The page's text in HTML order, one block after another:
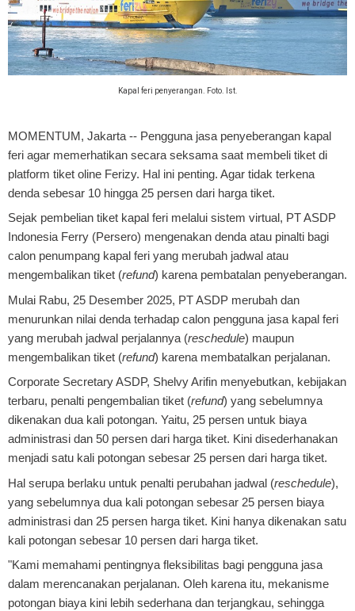
Kapal feri penyerangan. Foto. Ist.
MOMENTUM, Jakarta -- Pengguna jasa penyeberangan kapal
feri agar memerhatikan secara seksama saat membeli tiket di
platform tiket oline Ferizy. Hal ini penting. Agar tidak terkena
denda sebesar 10 hingga 25 persen dari harga tiket.
Sejak pembelian tiket kapal feri melalui sistem virtual, PT ASDP
Indonesia Ferry (Persero) mengenakan denda atau pinalti bagi
calon penumpang kapal feri yang merubah jadwal atau
mengembalikan tiket (refund) karena pembatalan penyeberangan.
Mulai Rabu, 25 Desember 2025, PT ASDP merubah dan
menurunkan nilai denda terhadap calon pengguna jasa kapal feri
yang merubah jadwal perjalannya (reschedule) maupun
mengembalikan tiket (refund) karena membatalkan perjalanan.
Corporate Secretary ASDP, Shelvy Arifin menyebutkan, kebijakan
terbaru, penalti pengembalian tiket (refund) yang sebelumnya
dikenakan dua kali potongan. Yaitu, 25 persen untuk biaya
administrasi dan 50 persen dari harga tiket. Kini disederhanakan
menjadi satu kali potongan sebesar 25 persen dari harga tiket.
Hal serupa berlaku untuk penalti perubahan jadwal (reschedule),
yang sebelumnya dua kali potongan sebesar 25 persen biaya
administrasi dan 25 persen harga tiket. Kini hanya dikenakan satu
kali potongan sebesar 10 persen dari harga tiket.
"Kami memahami pentingnya fleksibilitas bagi pengguna jasa
dalam merencanakan perjalanan. Oleh karena itu, mekanisme
potongan biaya kini lebih sederhana dan terjangkau, sehingga